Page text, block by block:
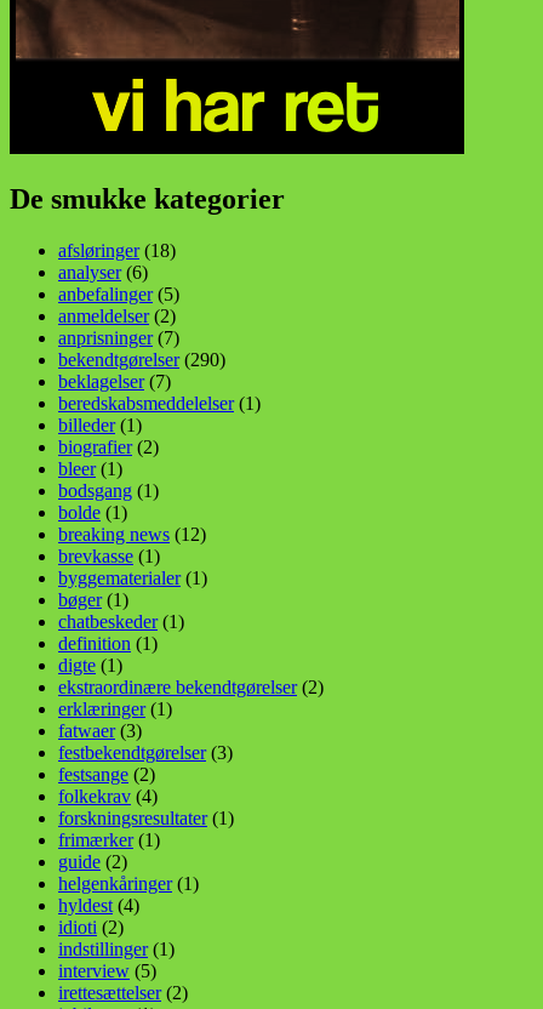
De smukke kategorier
afsløringer(18)
analyser(6)
anbefalinger(5)
anmeldelser(2)
anprisninger(7)
bekendtgørelser(290)
beklagelser(7)
beredskabsmeddelelser(1)
billeder(1)
biografier(2)
bleer(1)
bodsgang (1)
bolde (1)
breaking news (12)
brevkasse (1)
byggematerialer(1)
bøger(1)
chatbeskeder(1)
definition (1)
digte (1)
ekstraordinære bekendtgørelser(2)
erklæringer(1)
fatwaer(3)
festbekendtgørelser(3)
festsange (2)
folkekrav (4)
forskningsresultater(1)
frimærker(1)
guide (2)
helgenkåringer(1)
hyldest (4)
idioti (2)
indstillinger(1)
interview (5)
irettesættelser(2)